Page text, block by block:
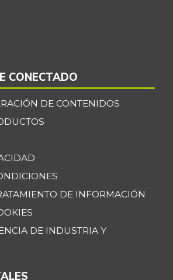
CONECTADO
DE CONTENIDOS
DE INFORMACIÓN
DE INDUSTRIA Y